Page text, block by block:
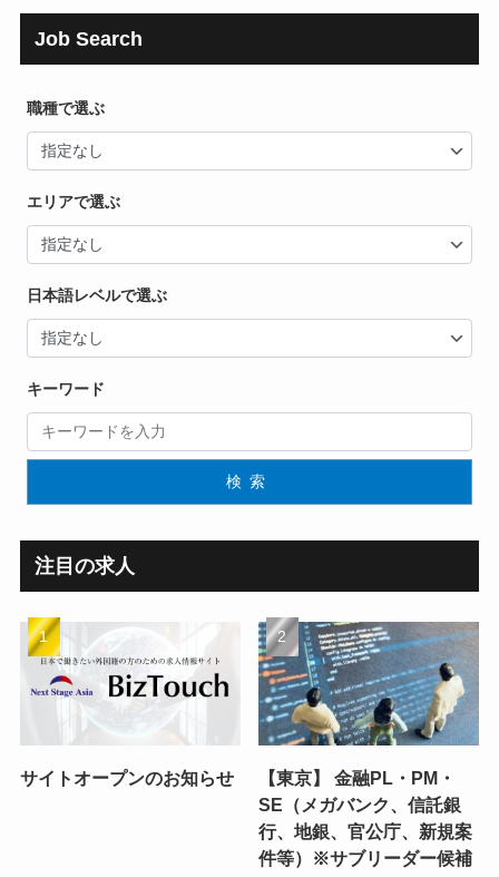
Job Search
職種で選ぶ
エリアで選ぶ
日本語レベルで選ぶ
キーワード
検索
注目の求人
サイトオープンのお知らせ
【東京】 金融PL・PM・
SE（メガバンク、信託銀
行、地銀、官公庁、新規案
件等）※サブリーダー候補